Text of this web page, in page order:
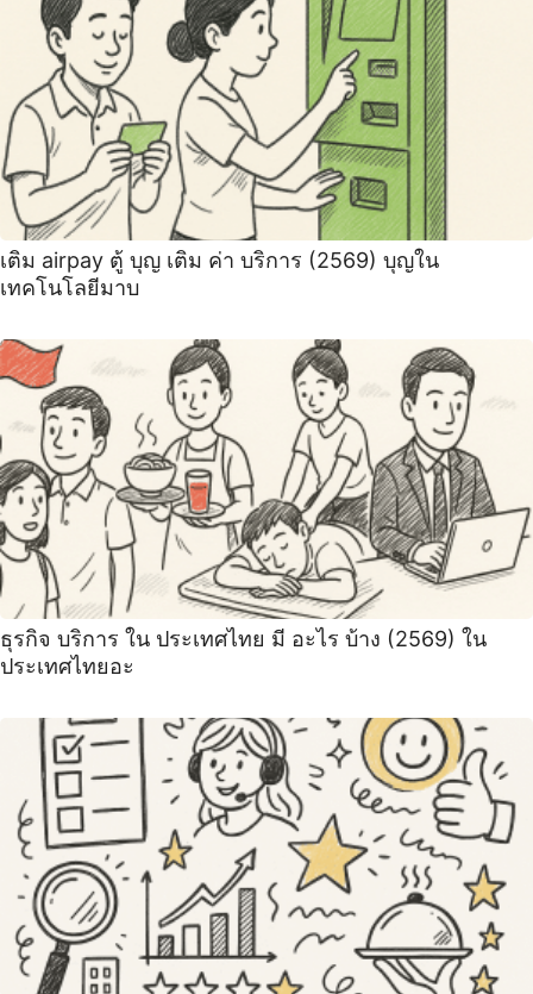
เติม airpay ตู้ บุญ เติม ค่า บริการ (2569) บุญใน
เทคโนโลยีมาบ
ธุรกิจ บริการ ใน ประเทศไทย มี อะไร บ้าง (2569) ใน
ประเทศไทยอะ